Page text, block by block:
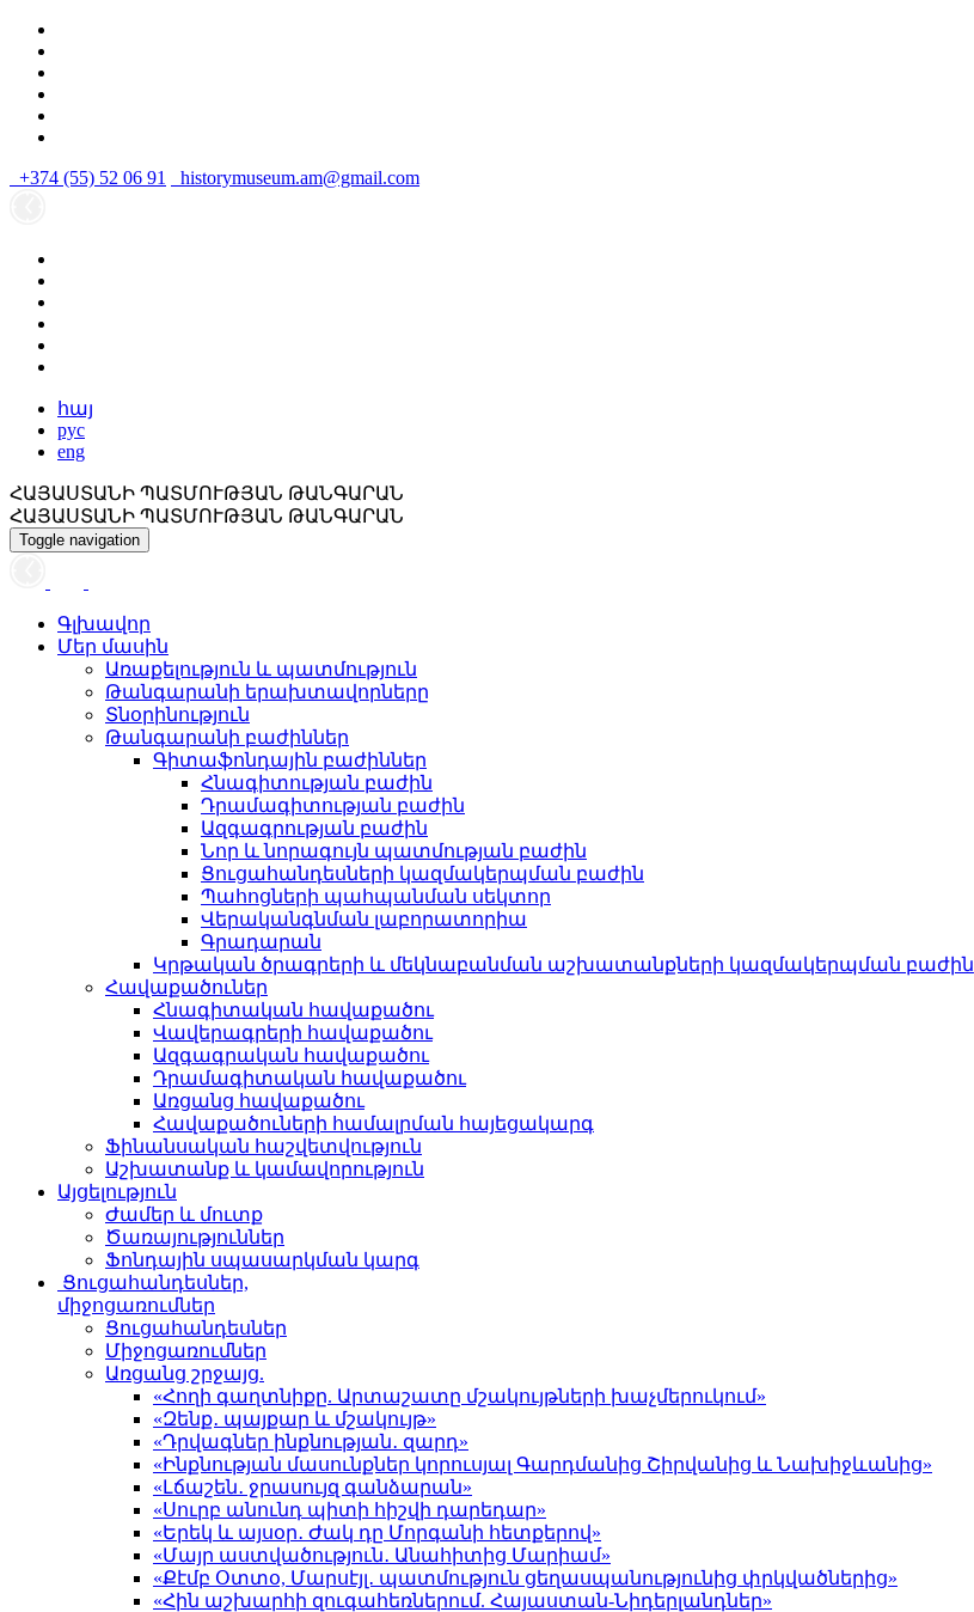
+374 (55) 52 06 91 historymuseum.am@gmail.com
հայ
рус
eng
ՀԱՅԱՍՏԱՆԻ ՊԱՏՄՈՒԹՅԱՆ ԹԱՆԳԱՐԱՆ
ՀԱՅԱՍՏԱՆԻ ՊԱՏՄՈՒԹՅԱՆ ԹԱՆԳԱՐԱՆ
Toggle navigation
Գլխավոր
Մեր մասին
Առաքելություն և պատմություն
Թանգարանի երախտավորները
Տնօրինություն
Թանգարանի բաժիններ
Գիտաֆոնդային բաժիններ
Հնագիտության բաժին
Դրամագիտության բաժին
Ազգագրության բաժին
Նոր և նորագույն պատմության բաժին
Ցուցահանդեսների կազմակերպման բաժին
Պահոցների պահպանման սեկտոր
Վերականգնման լաբորատորիա
Գրադարան
Կրթական ծրագրերի և մեկնաբանման աշխատանքների կազմակերպման բաժին
Հավաքածուներ
Հնագիտական հավաքածու
Վավերագրերի հավաքածու
Ազգագրական հավաքածու
Դրամագիտական հավաքածու
Առցանց հավաքածու
Հավաքածուների համալրման հայեցակարգ
Ֆինանսական հաշվետվություն
Աշխատանք և կամավորություն
Այցելություն
Ժամեր և մուտք
Ծառայություններ
Ֆոնդային սպասարկման կարգ
Ցուցահանդեսներ,
միջոցառումներ
Ցուցահանդեսներ
Միջոցառումներ
Առցանց շրջայց.
«Հողի գաղտնիքը. Արտաշատը մշակույթների խաչմերուկում»
«Զենք․ պայքար և մշակույթ»
«Դրվագներ ինքնության․ զարդ»
«Ինքնության մասունքներ կորուսյալ Գարդմանից Շիրվանից և Նախիջևանից»
«Լճաշեն․ ջրասույզ գանձարան»
«Սուրբ անունդ պիտի հիշվի դարեդար»
«Երեկ և այսօր․ Ժակ դը Մորգանի հետքերով»
«Մայր աստվածություն․ Անահիտից Մարիամ»
«Քէմբ Օտտօ, Մարսէյլ․ պատմություն ցեղասպանությունից փրկվածներից»
«Հին աշխարհի զուգահեռներում. Հայաստան-Նիդերլանդներ»